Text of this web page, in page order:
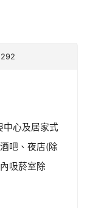
中心及居家式
吧、夜店(除
吸菸室除